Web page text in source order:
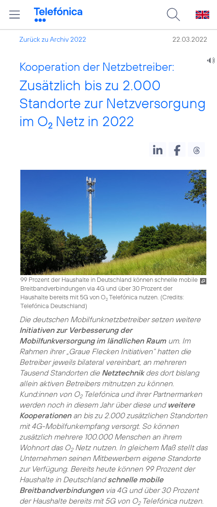
Zurück zu Archiv 2022 22.03.2022
Kooperation der Netzbetreiber:
Zusätzlich bis zu 2.000
Standorte zur Netzversorgung
im O2 Netz in 2022
99 Prozent der Haushalte in Deutschland können schnelle mobile
Breitbandverbindungen via 4G und über 30 Prozent der
Haushalte bereits mit 5G von O2Telefónica nutzen. (Credits:
Telefónica Deutschland)
Die deutschen Mobilfunknetzbetreiber setzen weitere
Initiativen zur Verbesserung der
Mobilfunkversorgung im ländlichen Raum um. Im
Rahmen ihrer „Graue Flecken Initiativen“ hatten die
Betreiber jeweils bilateral vereinbart, an mehreren
Tausend Standorten die Netztechnikdes dort bislang
allein aktiven Betreibers mitnutzen zu können.
Kund:innen von O2Telefónica und ihrer Partnermarken
werden noch in diesem Jahr über diese und weitere
Kooperationenan bis zu 2.000 zusätzlichen Standorten
mit 4G-Mobilfunkempfang versorgt. So können
zusätzlich mehrere 100.000 Menschen an ihrem
Wohnort das O2Netz nutzen. In gleichem Maß stellt das
Unternehmen seinen Mitbewerbern eigene Standorte
zur Verfügung. Bereits heute können 99 Prozent der
Haushalte in Deutschlandschnelle mobile
Breitbandverbindungenvia 4G und über 30 Prozent
der Haushalte bereits mit 5G von O2Telefónica nutzen.